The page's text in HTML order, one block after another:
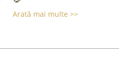
Arată mai multe >>